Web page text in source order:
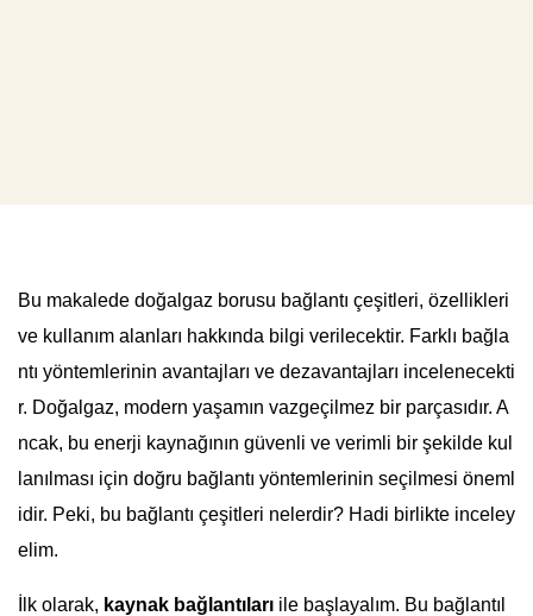
Bu makalede doğalgaz borusu bağlantı çeşitleri, özellikleri
ve kullanım alanları hakkında bilgi verilecektir. Farklı bağla
ntı yöntemlerinin avantajları ve dezavantajları incelenecekti
r. Doğalgaz, modern yaşamın vazgeçilmez bir parçasıdır. A
ncak, bu enerji kaynağının güvenli ve verimli bir şekilde kul
lanılması için doğru bağlantı yöntemlerinin seçilmesi öneml
idir. Peki, bu bağlantı çeşitleri nelerdir? Hadi birlikte inceley
elim.
İlk olarak, kaynak bağlantıları ile başlayalım. Bu bağlantıl